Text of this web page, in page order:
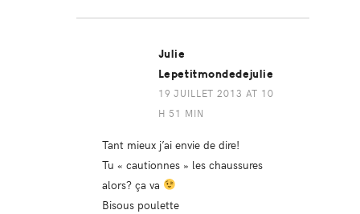
Julie
Lepetitmondedejulie
19 JUILLET 2013 AT 10
H 51 MIN
Tant mieux j’ai envie de dire!
Tu « cautionnes » les chaussures
alors? ça va
Bisous poulette